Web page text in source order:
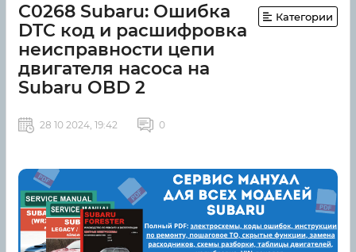
C0268 Subaru: Ошибка
DTC код и расшифровка
неисправности цепи
двигателя насоса на
Subaru OBD 2
Категории
28 10 2024, 19:42 0